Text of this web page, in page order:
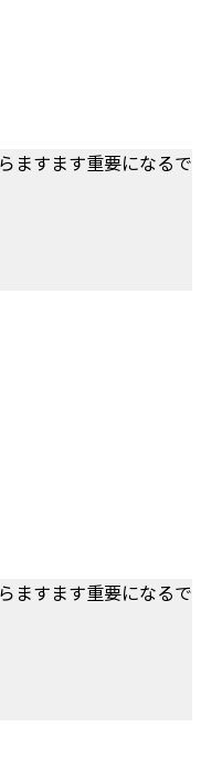
ますます重要になるで
ますます重要になるで